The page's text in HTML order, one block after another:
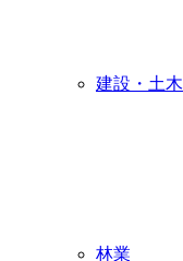
建設・土木
林業